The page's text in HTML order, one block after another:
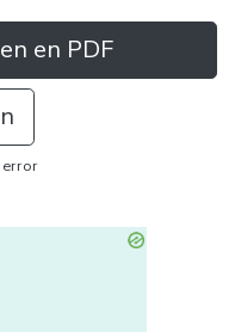
en PDF
error